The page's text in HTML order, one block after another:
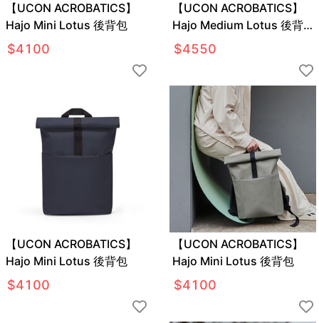
【UCON ACROBATICS】
Hajo Mini Lotus 後背包
$4100
【UCON ACROBATICS】
Hajo Medium Lotus 後背
包
$4550
【UCON ACROBATICS】
Hajo Mini Lotus 後背包
$4100
【UCON ACROBATICS】
Hajo Mini Lotus 後背包
$4100